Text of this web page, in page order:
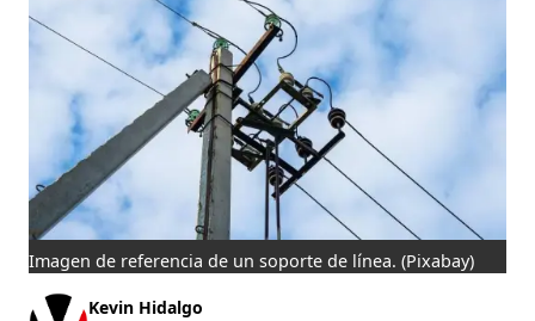
Imagen de referencia de un soporte de línea. (Pixabay)
Kevin Hidalgo